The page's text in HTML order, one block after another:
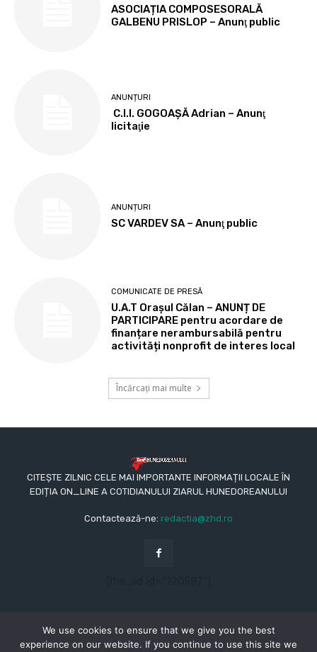
ASOCIAȚIA COMPOSESORALĂ
GALBENU PRISLOP – Anunţ public
ANUNȚURI
C.I.I. GOGOAŞĂ Adrian – Anunţ
licitaţie
ANUNȚURI
SC VARDEV SA – Anunţ public
COMUNICATE DE PRESĂ
U.A.T Orașul Călan – ANUNȚ DE
PARTICIPARE pentru acordare de
finanțare nerambursabilă pentru
activități nonprofit de interes local
Încărcați mai multe
CITEȘTE ZILNIC CELE MAI IMPORTANTE INFORMAȚII LOCALE ÎN
EDIȚIA ON_LINE A COTIDIANULUI ZIARUL HUNEDOREANULUI
Contactează-ne: redactia@zhd.ro
We use cookies to ensure that we give you the best
experience on our website. If you continue to use this site we